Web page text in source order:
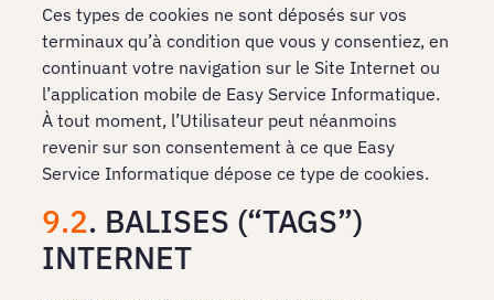
Ces types de cookies ne sont déposés sur vos
terminaux qu’à condition que vous y consentiez, en
continuant votre navigation sur le Site Internet ou
l’application mobile de Easy Service Informatique.
À tout moment, l’Utilisateur peut néanmoins
revenir sur son consentement à ce que Easy
Service Informatique dépose ce type de cookies.
9.2. BALISES (“TAGS”)
INTERNET